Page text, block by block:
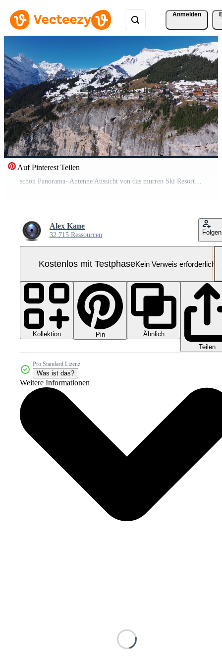
Anmelden
Auf Pinterest Teilen
schön Panorama- Antenne Aussicht von das murren Ski Resort Stadt, Dorf im Schweiz. Luxus Hotels und Gebäude gelegen auf das Kante von das Cliff. Pro Video
Alex Kane
32.715 Ressourcen Folgen
Kostenlos mit TestphaseKein Verweis erforderlich
Kollektion Pin
Ähnlich
Teilen
Pro Standard Lizenz
Was ist das?
Weitere Informationen